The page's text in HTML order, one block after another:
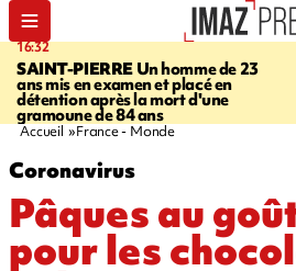
16:32
SAINT-PIERREUn homme de 23
ans mis en examen et placé en
détention après la mort d'une
gramoune de 84 ans
Accueil France - Monde
Coronavirus
Pâques au
pour les